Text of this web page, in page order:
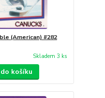
(American) #282
Skladem 3 ks
košíku